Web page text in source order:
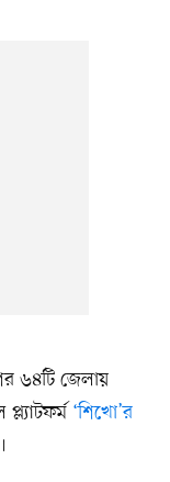
৬৪টি জেলায়
‘শিখো’র